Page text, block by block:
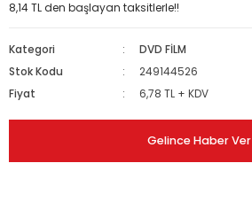
8,14 TL den başlayan taksitlerle!!
Kategori
DVD FİLM
Stok Kodu
249144526
Fiyat
6,78 TL + KDV
Gelince Haber Ver